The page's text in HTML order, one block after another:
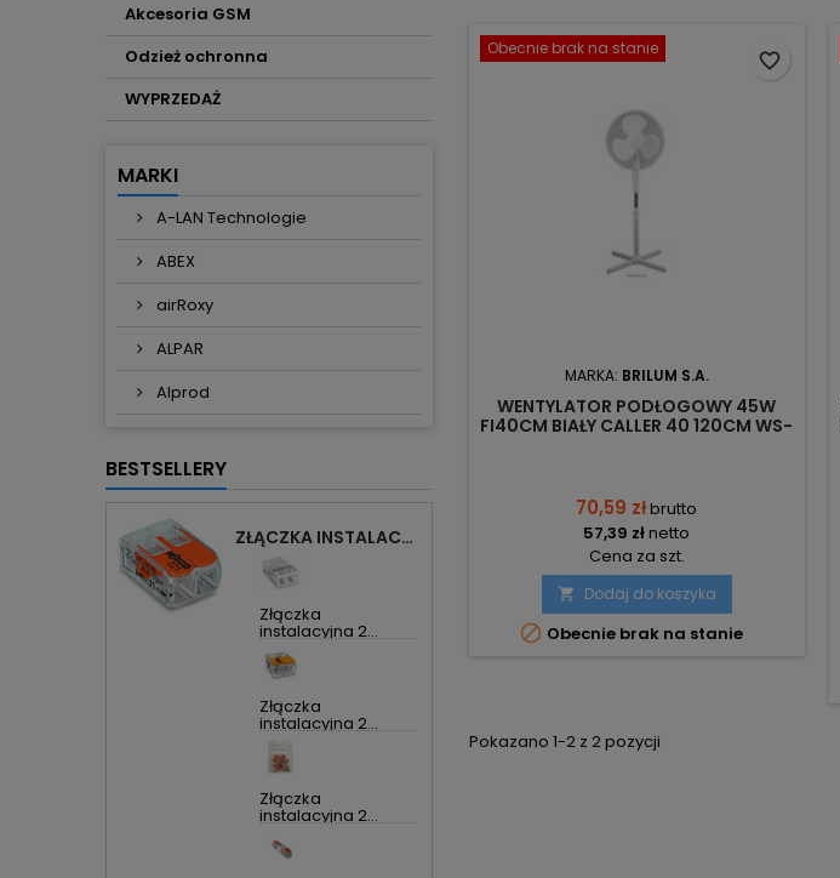
Akcesoria GSM
Odzież ochronna
WYPRZEDAŻ
MARKI
A-LAN Technologie
ABEX
airRoxy
ALPAR
Alprod
BESTSELLERY
ZŁĄCZKA INSTALACYJNA 2X UNIWERSALNA COMPACT 221-412 WAGO
Złączka
instalacyjna 2...
Złączka
instalacyjna 2...
Złączka
instalacyjna 2...
Obecnie brak na stanie
MARKA: BRILUM S.A.
WENTYLATOR PODŁOGOWY 45W
FI40CM BIAŁY CALLER 40 120CM WS-
70,59 złbrutto
57,39 złnetto
Cena za szt.
 Dodaj do koszyka
 Obecnie brak na stanie
favorite_border
Pokazano 1-2 z 2 pozycji